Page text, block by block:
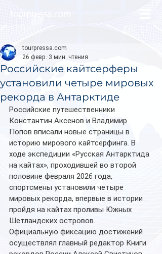
Российские кайтсерферы
установили четыре мировых
рекорда в Антарктиде
tourpressa.com
26 февр. 3 мин. чтения
Российские путешественники
Константин Аксенов и Владимир
Попов вписали новые страницы в
историю мирового кайтсерфинга. В
ходе экспедиции «Русская Антарктида
на кайтах», проходившей во второй
половине февраля 2026 года,
спортсмены установили четыре
мировых рекорда, впервые в истории
пройдя на кайтах проливы Южных
Шетландских островов.
Официальную фиксацию достижений
осуществлял главный редактор Книги